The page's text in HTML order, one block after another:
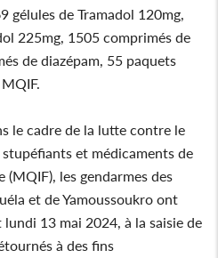
gélules de Tramadol 120mg,
225mg, 1505 comprimés de
de diazépam, 55 paquets
le cadre de la lutte contre le
stupéfiants et médicaments de
les gendarmes des
et de Yamoussoukro ont
13 mai 2024, à la saisie de
à des fins